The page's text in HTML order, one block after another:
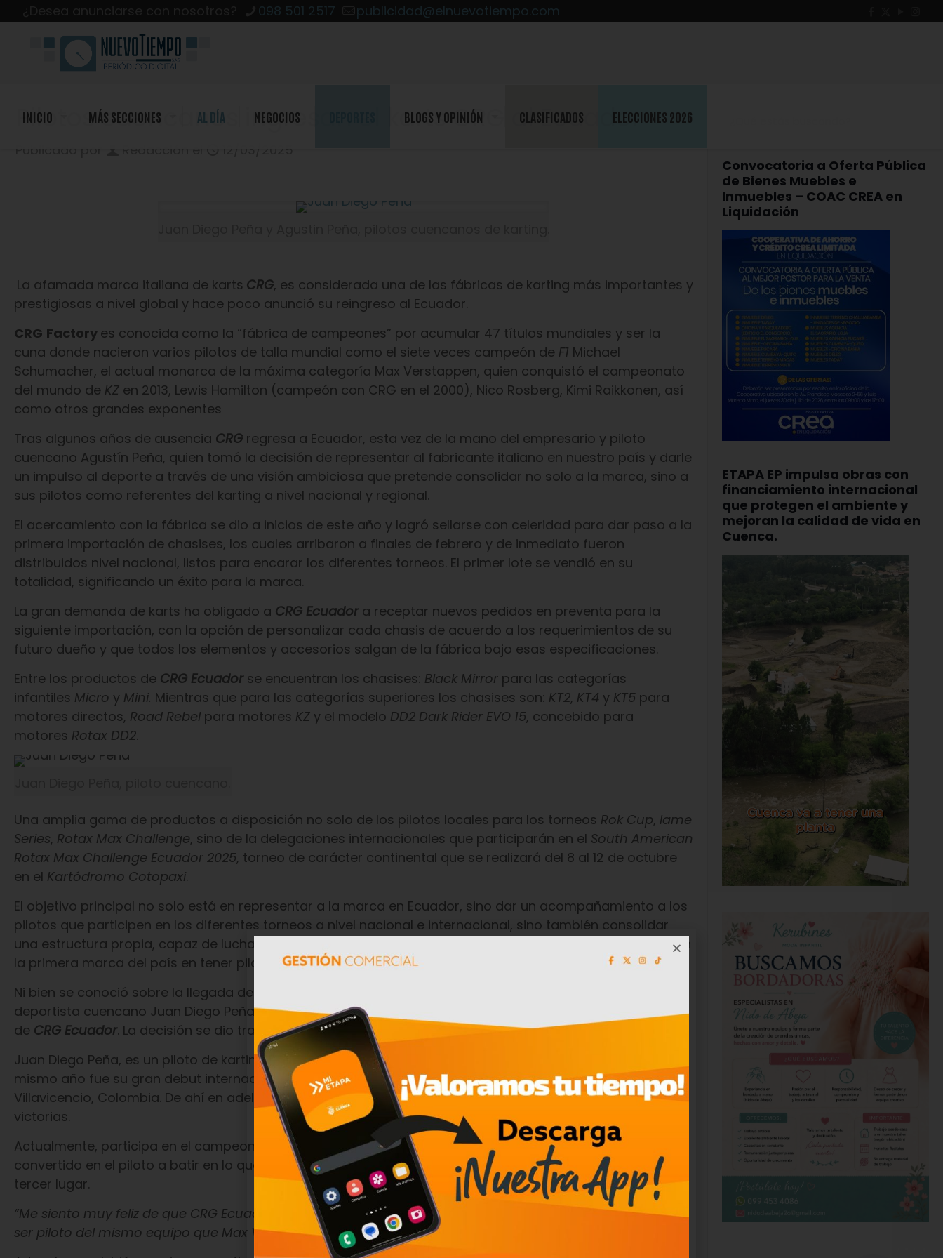
098 501 2517 publicidad@elnuevotiempo.com
INICIO MÁS SECCIONES AL DÍA NEGOCIOS BLOGS Y OPINIÓN CLASIFICADOS ELECCIONES 2026
Pilotos cuencanos ingresan el karts CRG al Ecuador
La afamada marca italiana de karts CRG, es considerada una de las fábricas de karting más importantes y
prestigiosas a nivel global y hace poco anunció su reingreso al Ecuador.
CRG Factory es conocida como la “fábrica de campeones” por acumular 47 títulos mundiales y ser la
cuna donde nacieron varios pilotos de talla mundial como el siete veces campeón de F1 Michael
Schumacher, el actual monarca de la máxima categoría Max Verstappen, quien conquistó el campeonato
del mundo de KZen 2013, Lewis Hamilton (campeón con CRG en el 2000), Nico Rosberg, Kimi Raikkonen, así
como otros grandes exponentes
Tras algunos años de ausencia CRGregresa a Ecuador, esta vez de la mano del empresario y piloto
cuencano Agustín Peña, quien tomó la decisión de representar al fabricante italiano en nuestro país y darle
un impulso al deporte a través de una visión ambiciosa que pretende consolidar no solo a la marca, sino a
sus pilotos como referentes del karting a nivel nacional y regional.
El acercamiento con la fábrica se dio a inicios de este año y logró sellarse con celeridad para dar paso a la
primera importación de chasises, los cuales arribaron a finales de febrero y de inmediato fueron
distribuidos nivel nacional, listos para encarar los diferentes torneos. El primer lote se vendió en su
totalidad, significando un éxito para la marca.
La gran demanda de karts ha obligado a CRG Ecuador a receptar nuevos pedidos en preventa para la
siguiente importación, con la opción de personalizar cada chasis de acuerdo a los requerimientos de su
futuro dueño y que todos los elementos y accesorios salgan de la fábrica bajo esas especificaciones.
Entre los productos de CRG Ecuadorse encuentran los chasises: Black Mirrorpara las categorías
infantiles Micro y Mini. Mientras que para las categorías superiores los chasises son: KT2, KT4 y KT5 para
motores directos, Road Rebelpara motores KZ y el modelo DD2 Dark Rider EVO 15, concebido para
motores Rotax DD2.
Una amplia gama de productos a disposición no solo de los pilotos locales para los torneos Rok Cup, Iame
Series, Rotax Max Challenge, sino de la delegaciones internacionales que participarán en el South American
Rotax Max Challenge Ecuador 2025, torneo de carácter continental que se realizará del 8 al 12 de octubre
en el Kartódromo Cotopaxi.
El objetivo principal no solo está en representar a la marca en Ecuador, sino dar un acompañamiento a los
pilotos que participen en los diferentes torneos a nivel nacional e internacional, sino también consolidar
una estructura propia, capaz de luchar por campeonatos. Es por ello que
se ha convertido en
la primera marca del país en tener pilotos oficiales, tal y como ocurre en Europa.
Ni bien se conoció sobre la llegada de
deportista cuencano Juan Diego Peña, que con apenas siete años se convirtió en el primer piloto oficial
de CRG Ecuador. La decisión se dio tras un intenso seguimiento a las participaciones del azuayo.
Juan Diego Peña, es un piloto de karting que inició en el deporte antes de cumplir los 5 años, en 2022. Ese
mismo año fue su gran debut internacional en elCampeonato Panamericano Rok Cup 2022en
Villavicencio, Colombia. De ahí en adelante ha empezado a escribir una historia importante llena de
victorias.
Actualmente, participa en el campeonato
Rotax Max Challenge Ecuadoren la categoríaMicro Max
convertido en el piloto a batir en lo que va de la temporada. Recordemos que el año anterior finalizó en
tercer lugar.
“Me siento muy feliz de que CRG Ecuador me haya invitado a ser parte de su equipo. Para mí es un orgullo
ser piloto del mismo equipo que Max Verstappen” comentó.
Convocatoria a Oferta Pública
de Bienes Muebles e
Inmuebles – COAC CREA en
Liquidación
ETAPA EP impulsa obras con
financiamiento internacional
que protegen el ambiente y
mejoran la calidad de vida en
Cuenca.